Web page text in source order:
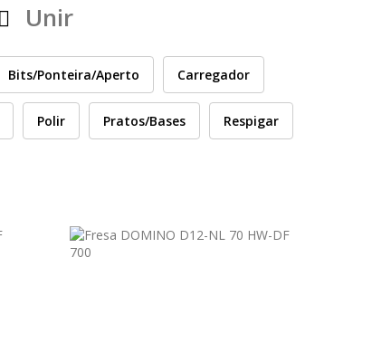
Unir
Bits/Ponteira/Aperto Carregador
Polir Pratos/Bases Respigar